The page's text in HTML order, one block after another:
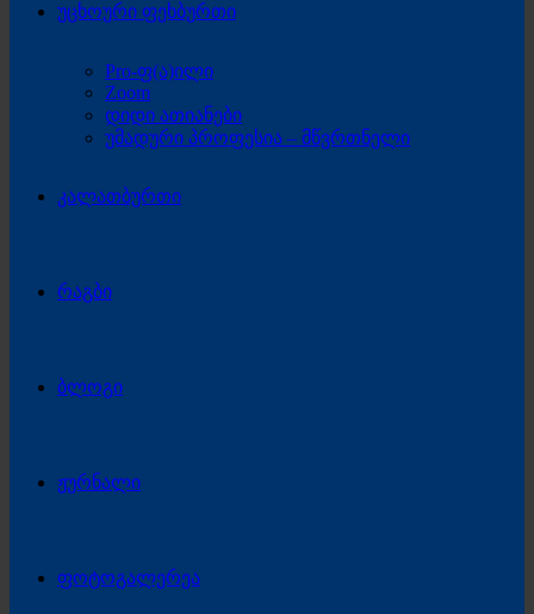
უცხოური ფეხბურთი
Pro-ფ(ა)ილი
Zoom
დიდი ათიანები
უმადური პროფესია – მწვრთნელი
კალათბურთი
რაგბი
ბლოგი
ჟურნალი
ფოტოგალერეა